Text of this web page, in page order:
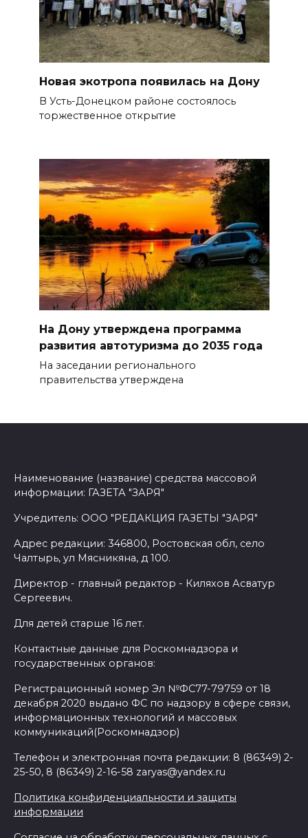
Новая экотропа появилась на Дону
В Усть-Донецком районе состоялось
торжественное открытие
На Дону утверждена программа
развития автотуризма до 2035 года
На заседании регионального
правительства утверждена
Наименование (название) средства массовой
информации: ГАЗЕТА "ЗАРЯ"
Учредитель: ООО "РЕДАКЦИЯ ГАЗЕТЫ "ЗАРЯ"
Адрес редакции: 346800, Ростовская обл, село
Чалтырь, ул Мясникяна, д 100.
Директор - главный редактор - Киляхов Асватур
Сергеевич.
Для детей старше 16 лет.
Контактные данные для Роскомнадзора и
государственных органов:
Регистрационный номер Эл №ФС77-79759 от 18
декабря 2020 выдано ФС по надзору в сфере связи,
информационных технологий и массовых
коммуникаций(Роскомнадзор)
Телефон и электронная почта редакции: 8 (86349) 2-
25-50, 8 (86349) 2-16-58 zaryas@yandex.ru
Политика конфиденциальности и защиты
информации